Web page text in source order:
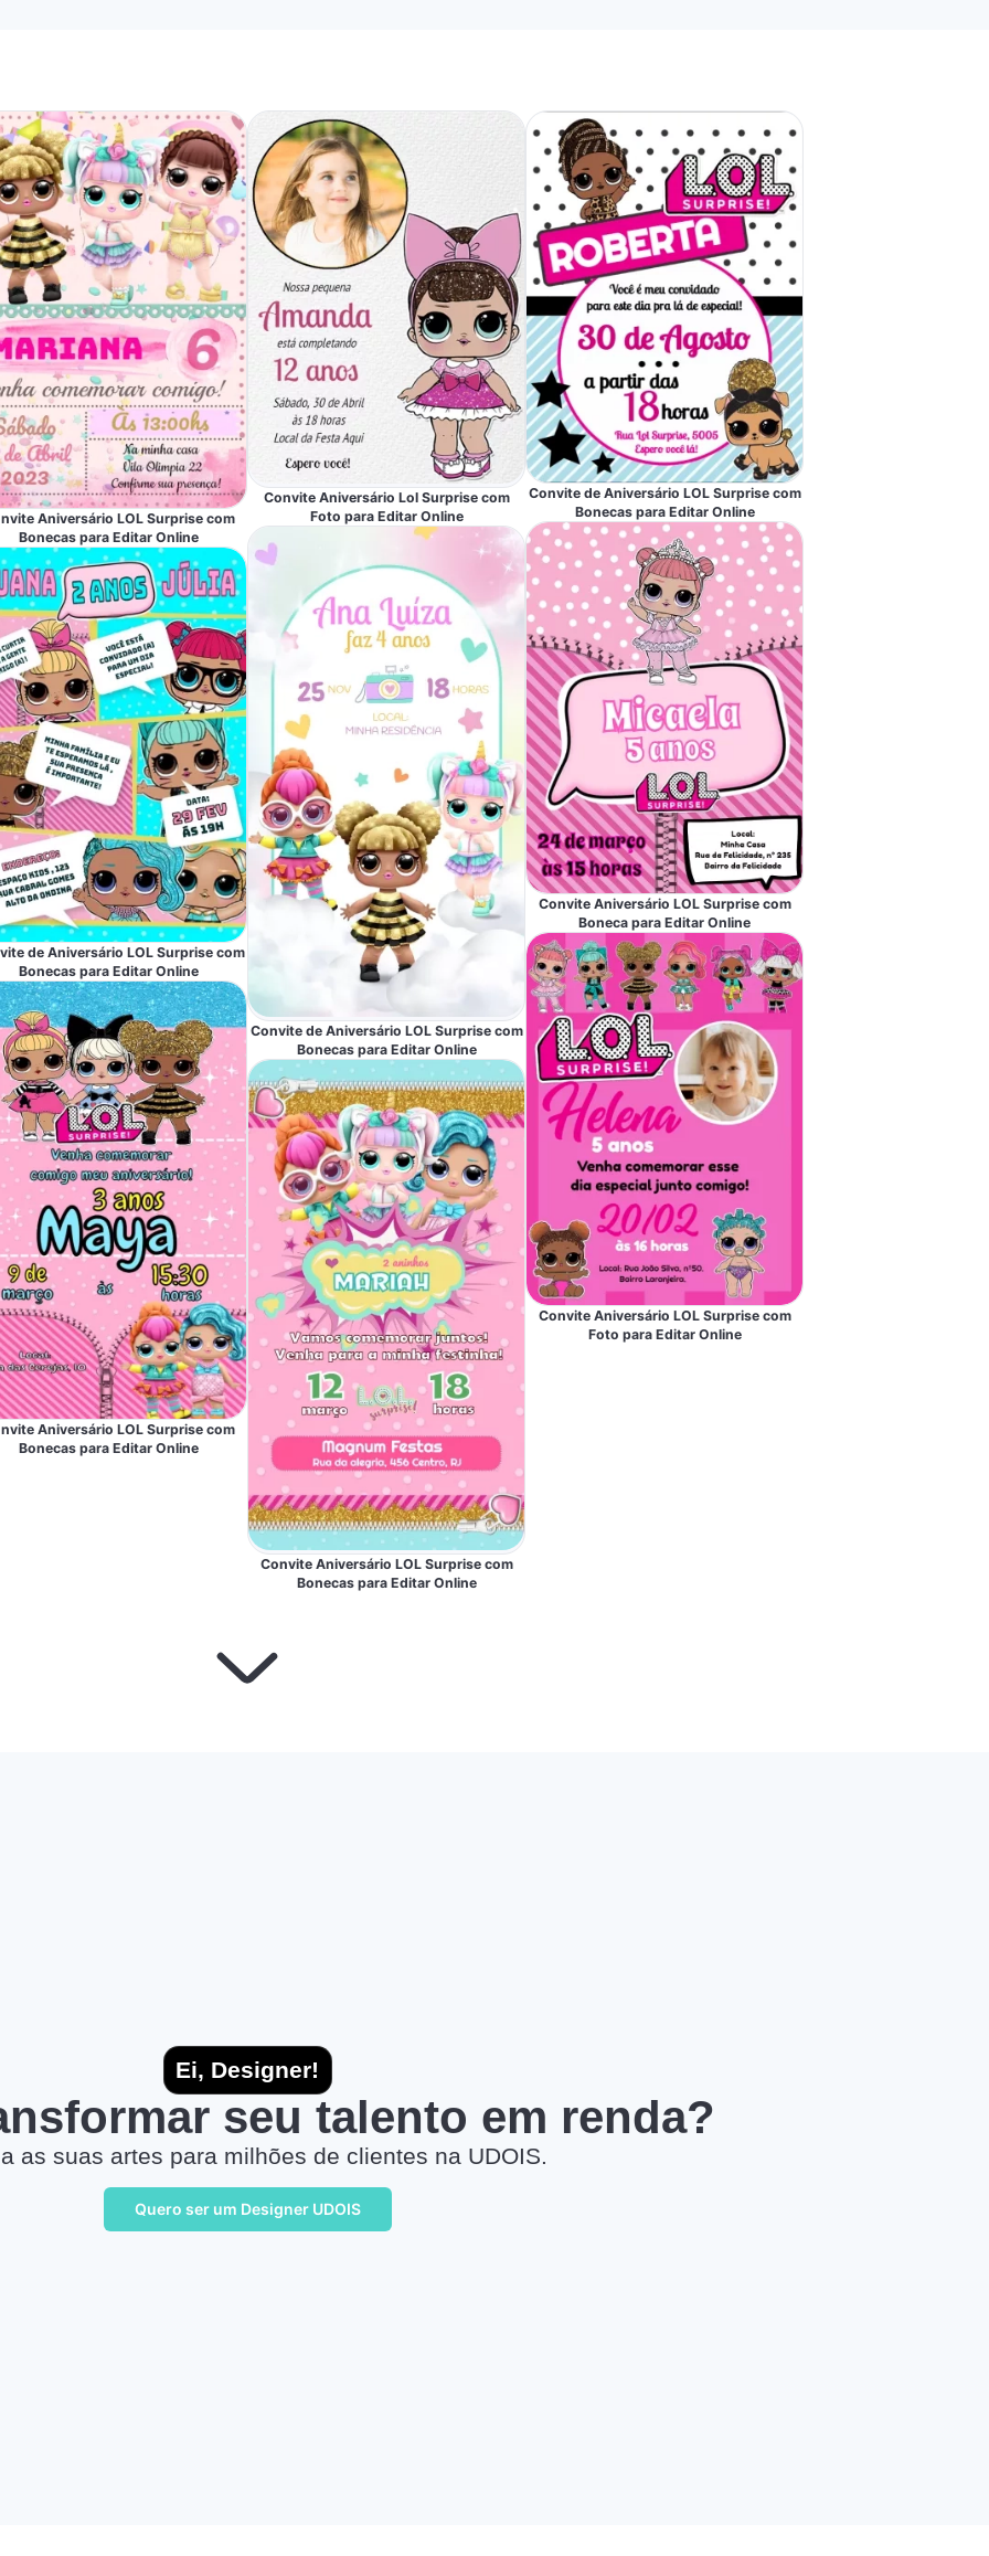
Aniversário LOL Surprise com
Bonecas para Editar Online
de Aniversário LOL Surprise com
Bonecas para Editar Online
Aniversário LOL Surprise com
Bonecas para Editar Online
Convite Aniversário Lol Surprise com
Foto para Editar Online
Convite de Aniversário LOL Surprise com
Bonecas para Editar Online
Convite Aniversário LOL Surprise com
Bonecas para Editar Online
Convite de Aniversário LOL Surprise com
Bonecas para Editar Online
Convite Aniversário LOL Surprise com
Boneca para Editar Online
Convite Aniversário LOL Surprise com
Foto para Editar Online
Ei, Designer!
seu talento em renda?
as suas artes para milhões de clientes na UDOIS.
Quero ser um Designer UDOIS